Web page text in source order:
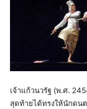
เจ้าแก้วนวรัฐ (พ.ศ.
สุดท้ายได้ทรงให้นักดน